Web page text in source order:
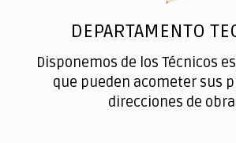
DEPARTAMENTO
Disponemos de los Técnicos
que pueden acometer sus
direcciones de